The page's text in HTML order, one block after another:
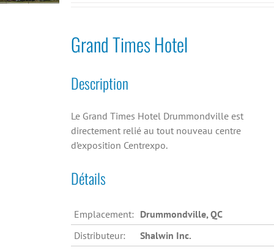
Grand Times Hotel
Description
Le Grand Times Hotel Drummondville est
directement relié au tout nouveau centre
d’exposition Centrexpo.
Détails
Emplacement: Drummondville, QC
Distributeur:
Shalwin Inc.